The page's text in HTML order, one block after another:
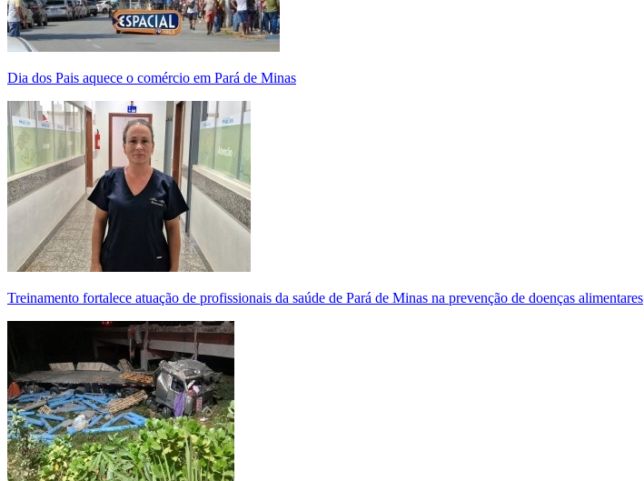
Dia dos Pais aquece o comércio em Pará de Minas
Treinamento fortalece atuação de profissionais da saúde de Pará de Minas na prevenção de doenças alimentares